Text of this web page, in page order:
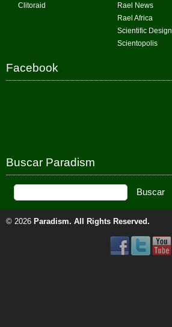
Clitoraid
Rael News
Rael Africa
Scientific Design
Scientopolis
Facebook
Buscar Paradism
© 2026 Paradism. All Rights Reserved.